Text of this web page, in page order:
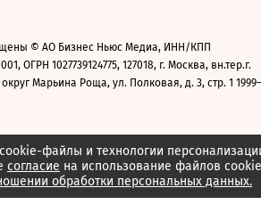
файлы и технологии
согласие на использование файлов
обработки персональных данных.
© АО Бизнес Ньюс Медиа, ИНН/КПП
ОГРН 1027739124775, 127018, г. Москва, вн.тер.г.
Марьина Роща, ул. Полковая, д. 3, стр. 1